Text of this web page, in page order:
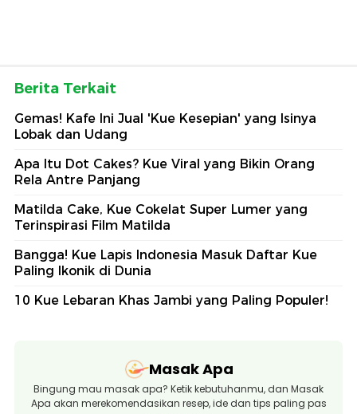
Berita Terkait
Gemas! Kafe Ini Jual 'Kue Kesepian' yang Isinya
Lobak dan Udang
Apa Itu Dot Cakes? Kue Viral yang Bikin Orang
Rela Antre Panjang
Matilda Cake, Kue Cokelat Super Lumer yang
Terinspirasi Film Matilda
Bangga! Kue Lapis Indonesia Masuk Daftar Kue
Paling Ikonik di Dunia
10 Kue Lebaran Khas Jambi yang Paling Populer!
Masak Apa
Bingung mau masak apa? Ketik kebutuhanmu, dan Masak
Apa akan merekomendasikan resep, ide dan tips paling pas